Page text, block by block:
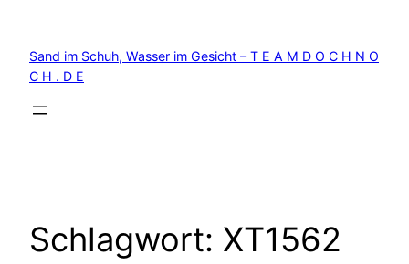
springen
Sand im Schuh, Wasser im Gesicht – T E A M D O C H N O
C H . D E
Schlagwort: XT1562